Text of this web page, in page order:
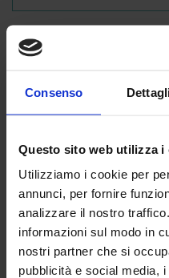
Consenso
Questo sito web utilizza i
Utilizziamo i cookie per
annunci, per fornire
analizzare il nostro
informazioni sul modo in
nostri partner che si
pubblicità e social media,